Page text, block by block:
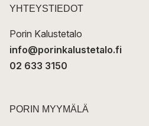
t
YHTEYSTIEDOT
Porin Kalustetalo
info@porinkalustetalo.fi
02 633 3150
PORIN MYYMÄLÄ